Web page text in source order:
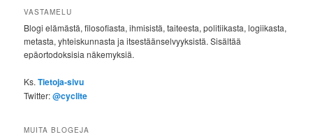
VASTAMELU
Blogi elämästä, filosofiasta, ihmisistä, taiteesta, politiikasta, logiikasta,
metasta, yhteiskunnasta ja itsestäänselvyyksistä. Sisältää
epäortodoksisia näkemyksiä.
Ks.Tietoja-sivu
Twitter:@cyclite
MUITA BLOGEJA